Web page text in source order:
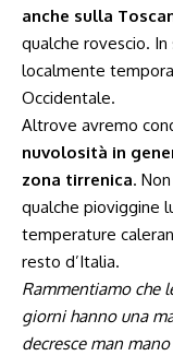
anche sulla
qualche rovescio.
localmente
Occidentale.
Altrove avremo
nuvolosità in
zona tirrenica.
qualche pioviggine
temperature
resto d’Italia.
Rammentiamo che
giorni hanno una
decresce man